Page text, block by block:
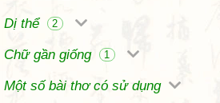
Dị thể 2
Chữ gần giống 1
Một số bài thơ có sử dụng